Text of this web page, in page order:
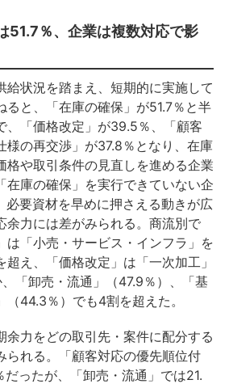
51.7％、企業は複数対応で影
給状況を踏まえ、短期的に実施して
ると、「在庫の確保」が51.7％と半
、「価格改定」が39.5％、「顧客
様の再交渉」が37.8％となり、在庫
格や取引条件の見直しを進める企業
在庫の確保」を実行できていない企
必要資材を早めに押さえる動きが広
余力には差がみられる。商流別で
は「小売・サービス・インフラ」を
え、「価格改定」は「一次加工」
「卸売・流通」（47.9％）、「基
44.3％）でも4割を超えた。
余力をどの取引先・案件に配分する
られる。「顧客対応の優先順位付
だったが、「卸売・流通」では21.